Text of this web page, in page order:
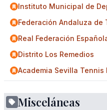
Instituto Municipal de
Federación Andaluza de
Real Federación
Distrito Los Remedios
Academia Sevilla Tennis
Misceláneas